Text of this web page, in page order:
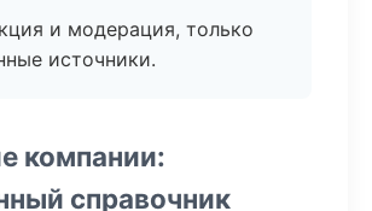
и модерация, только
источники.
компании:
справочник